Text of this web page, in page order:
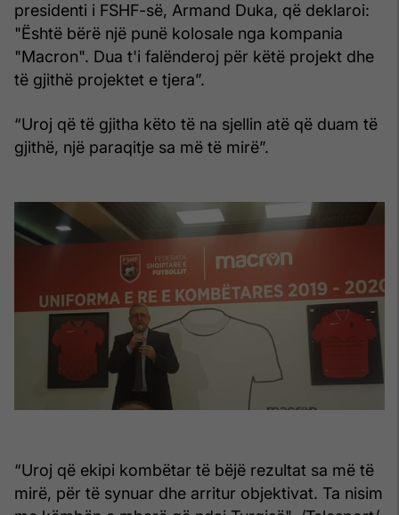
presidenti i FSHF-së, Armand Duka, që deklaroi:
"Është bërë një punë kolosale nga kompania
"Macron". Dua t'i falënderoj për këtë projekt dhe
të gjithë projektet e tjera”.
“Uroj që të gjitha këto të na sjellin atë që duam të
gjithë, një paraqitje sa më të mirë”.
“Uroj që ekipi kombëtar të bëjë rezultat sa më të
mirë, për të synuar dhe arritur objektivat. Ta nisim